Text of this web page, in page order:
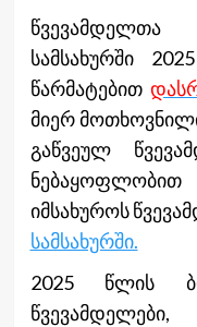
სამსახურში
წარმატებით
მიერ
გაწვეულ
იმსახუროს
სამსახურში.
2025 წლის